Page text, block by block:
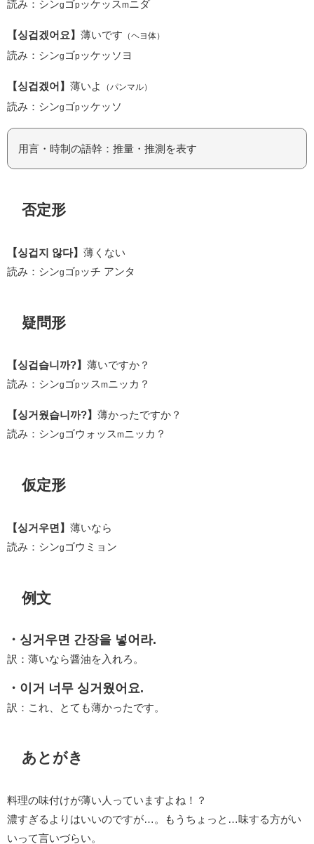
読み：シンg ゴpッケッスmニダ
【싱겁겠어요】 薄いです （ヘヨ体）
読み：シンg ゴpッケッソヨ
【싱겁겠어】 薄いよ （パンマル）
読み：シンg ゴpッケッソ
用言・時制の語幹：推量・推測を表す
否定形
【싱겁지 않다】 薄くない
読み：シンg ゴpッチ アンタ
疑問形
【싱겁습니까?】 薄いですか？
読み：シンg ゴpッスmニッカ？
【싱거웠습니까?】 薄かったですか？
読み：シンg ゴウォッスmニッカ？
仮定形
【싱거우면】 薄いなら
読み：シンg ゴウミョン
例文
・싱거우면 간장을 넣어라.
訳：薄いなら醤油を入れろ。
・이거 너무 싱거웠어요.
訳：これ、とても薄かったです。
あとがき
料理の味付けが薄い人っていますよね！？
濃すぎるよりはいいのですが…。もうちょっと…味する方がい
いって言いづらい。